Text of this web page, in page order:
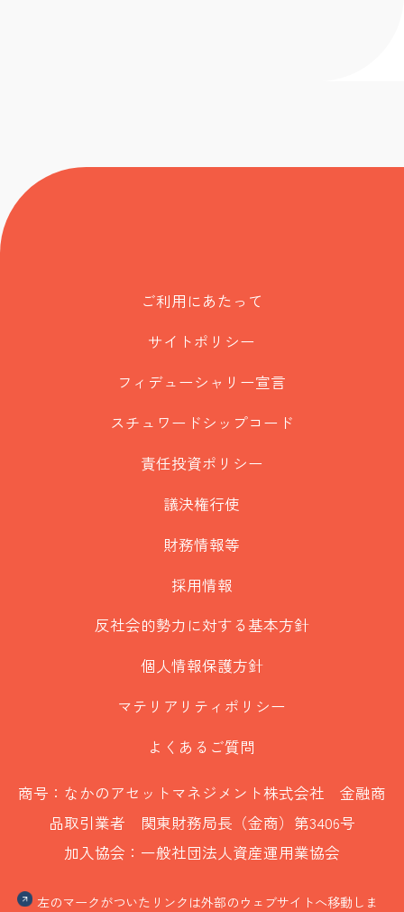
ご利用にあたって
サイトポリシー
フィデューシャリー宣言
スチュワードシップコード
責任投資ポリシー
議決権行使
財務情報等
採用情報
反社会的勢力に対する基本方針
個人情報保護方針
マテリアリティポリシー
よくあるご質問
商号：なかのアセットマネジメント株式会社 金融商
品取引業者 関東財務局長（金商）第3406号
加入協会：一般社団法人資産運用業協会
左のマークがついたリンクは外部のウェブサイトへ移動しま